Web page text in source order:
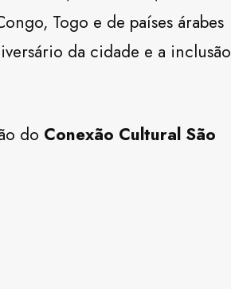
Togo e de países árabes
da cidade e a inclusão
do Conexão Cultural São